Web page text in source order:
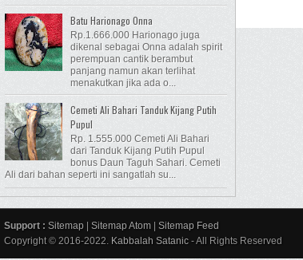
Batu Harionago Onna
Rp.1.666.000 Harionago juga
dikenal sebagai Onna adalah spirit
perempuan cantik berambut
panjang namun akan terlihat
menakutkan jika ada o...
Cemeti Ali Bahari Tanduk Kijang Putih
Pupul
Rp. 1.555.000 Cemeti Ali Bahari
dari Tanduk Kijang Putih Pupul
bonus Daun Taguh Sahari. Cemeti
Ali dari bahan seperti ini sangatlah su...
Support : Sitemap | Sitemap Atom | Sitemap Feed
Copyright © 2016-2022. Kabbalah Satanic - All Rights Reserved